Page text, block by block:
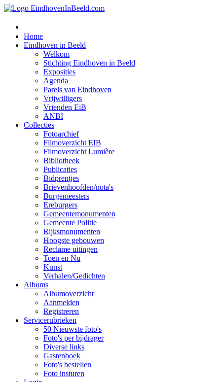
Home
Eindhoven in Beeld
Welkom
Stichting Eindhoven in Beeld
Exposities
Agenda
Parels van Eindhoven
Vrijwilligers
Vrienden EiB
ANBI
Collecties
Fotoarchief
Filmoverzicht EIB
Filmoverzicht Lumière
Bibliotheek
Publicaties
Bidprentjes
Brievenhoofden/nota's
Burgemeesters
Ereburgers
Gemeentemonumenten
Gemeente Politie
Rijksmonumenten
Hoogste gebouwen
Reclame uitingen
Toen en Nu
Kunst
Verhalen/Gedichten
Albums
Albumoverzicht
Aanmelden
Registreren
Servicerubrieken
50 Nieuwste foto's
Foto's per bijdrager
Diverse links
Gastenboek
Foto's bestellen
Foto insturen